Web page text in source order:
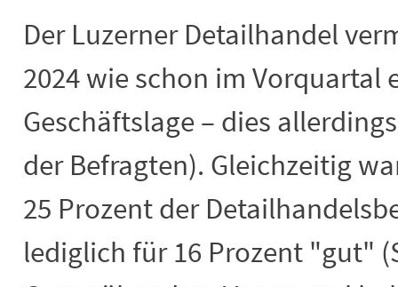
Der Luzerner Detailhandel
2024 wie schon im
Geschäftslage – dies
der Befragten). Gleichzeitig
25 Prozent der
lediglich für 16 Prozent "gut"